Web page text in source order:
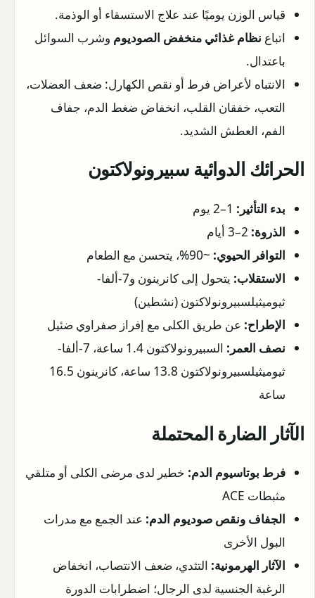
قياس الوزن يوميًا عند علاج الاستسقاء أو الوذمة.
اتباع نظام غذائي منخفض الصوديوم وشرب السوائل
باعتدال.
الانتباه لأعراض فرط أو نقص الكهارل: ضعف العضلات،
التعب، خفقان القلب، انخفاض ضغط الدم، جفاف
الفم، العطش الشديد.
الحرائك الدوائية سبيرونولاكتون
بدء التأثير:
الذروة:
التوافر الحيوي: ~90%، يتحسن مع الطعام
الاستقلاب:
يتحول إلى كانرينون و7-ألفا-
ثيوميثيلسبيرونولاكتون (نشطين)
الإطراح: عن طريق الكلى مع إفراز صفراوي ضئيل
نصف العمر:
السبيرونولاكتون 1.4 ساعة، 7-ألفا-
ثيوميثيلسبيرونولاكتون 13.8 ساعة، كانرينون 16.5
ساعة
الآثار الضارة المحتملة
فرط بوتاسيوم الدم: خطير لدى مرضى الكلى أو متلقي
مثبطات ACE
الجفاف ونقص صوديوم الدم: عند الجمع مع مدرات
البول الأخرى
الآثار الهرمونية: التثدي، ضعف الانتصاب، انخفاض
الرغبة الجنسية لدى الرجال؛ اضطرابات الدورة